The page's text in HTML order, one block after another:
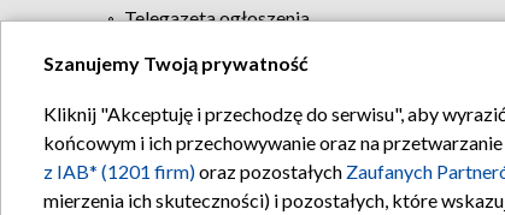
Telegazeta ogłoszenia
Regulamin TVP
Szanujemy Twoją prywatność
Kliknij "Akceptuję i przechodzę do serwisu", aby
końcowym i ich przechowywanie oraz na
z IAB* (1201 firm)oraz pozostałych Zaufanych
mierzenia ich skuteczności) i pozostałych, które